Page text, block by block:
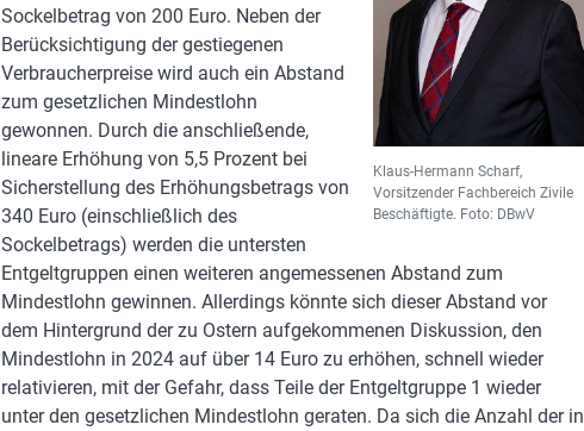
Klaus-Hermann Scharf,
Vorsitzender Fachbereich Zivile
Beschäftigte. Foto: DBwV
Sockelbetrag von 200 Euro. Neben der
Berücksichtigung der gestiegenen
Verbraucherpreise wird auch ein Abstand
zum gesetzlichen Mindestlohn
gewonnen. Durch die anschließende,
lineare Erhöhung von 5,5 Prozent bei
Sicherstellung des Erhöhungsbetrags von
340 Euro (einschließlich des
Sockelbetrags) werden die untersten
Entgeltgruppen einen weiteren angemessenen Abstand zum
Mindestlohn gewinnen. Allerdings könnte sich dieser Abstand vor
dem Hintergrund der zu Ostern aufgekommenen Diskussion, den
Mindestlohn in 2024 auf über 14 Euro zu erhöhen, schnell wieder
relativieren, mit der Gefahr, dass Teile der Entgeltgruppe 1 wieder
unter den gesetzlichen Mindestlohn geraten. Da sich die Anzahl der in